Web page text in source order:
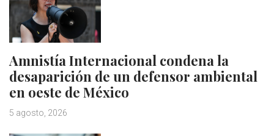
Amnistía Internacional condena la
desaparición de un defensor ambiental
en oeste de México
5 agosto, 2026